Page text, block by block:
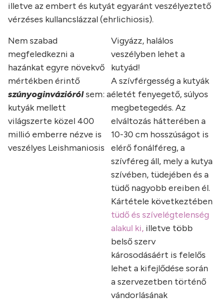
illetve az embert és kutyát egyaránt veszélyeztető
vérzéses kullancslázzal (ehrlichiosis).
Vigyázz, halálos
veszélyben lehet a
kutyád!
A szívférgesség a kutyák
életét fenyegető, súlyos
megbetegedés. Az
elváltozás hátterében a
10-30 cm hosszúságot is
elérő fonálféreg, a
szívféreg áll, mely a kutya
szívében, tüdejében és a
tüdő nagyobb ereiben él.
Kártétele következtében
tüdő és szívelégtelenség
alakul ki, illetve több
belső szerv
károsodásáért is felelős
lehet a kifejlődése során
a szervezetben történő
vándorlásának
Nem szabad
megfeledkezni a
hazánkat egyre növekvő
mértékben érintő
szúnyoginváziórólsem: a
kutyák mellett
világszerte közel 400
millió emberre nézve is
veszélyes Leishmaniosis